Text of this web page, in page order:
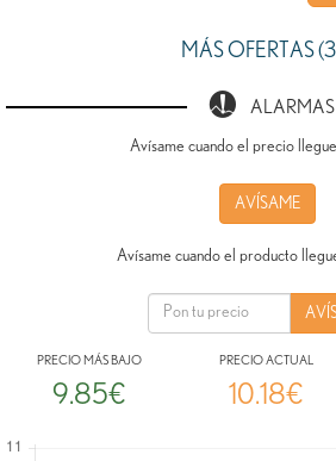
MÁS OFERTAS
ALARMAS
Avísame cuando el precio
AVÍSAME
Avísame cuando el producto
PRECIO MÁS BAJO
9.85€
PRECIO ACTUAL
10.18€